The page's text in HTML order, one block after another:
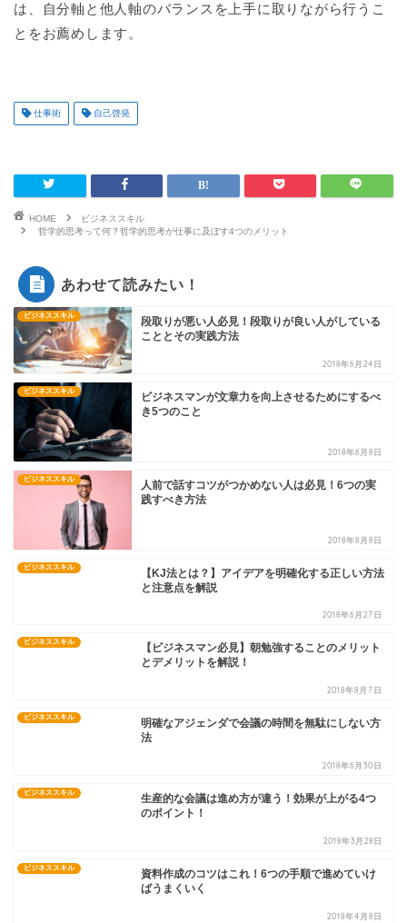
は、自分軸と他人軸のバランスを上手に取りながら行うこ
とをお薦めします。
仕事術 自己啓発
HOME
ビジネススキル
哲学的思考って何？哲学的思考が仕事に及ぼす4つのメリット
あわせて読みたい！
ビジネススキル
段取りが悪い人必見！段取りが良い人がしている
こととその実践方法
2018年6月24日
ビジネススキル
ビジネスマンが文章力を向上させるためにするべ
き5つのこと
2018年6月8日
ビジネススキル
人前で話すコツがつかめない人は必見！6つの実
践すべき方法
2018年8月8日
ビジネススキル
【KJ法とは？】アイデアを明確化する正しい方法
と注意点を解説
2018年6月27日
ビジネススキル
【ビジネスマン必見】朝勉強することのメリット
とデメリットを解説！
明確なアジェンダで会議の時間を無駄にしない方
生産的な会議は進め方が違う！効果が上がる4つ
2018年3月28日